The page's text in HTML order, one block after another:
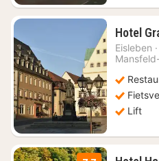
Hotel
Eisleben ·
Lift